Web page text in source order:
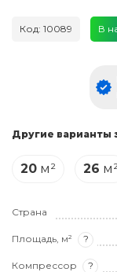
Код: 10089 В
Другие варианты
20 м² 26
Страна
Площадь, м² ?
Компрессор ?